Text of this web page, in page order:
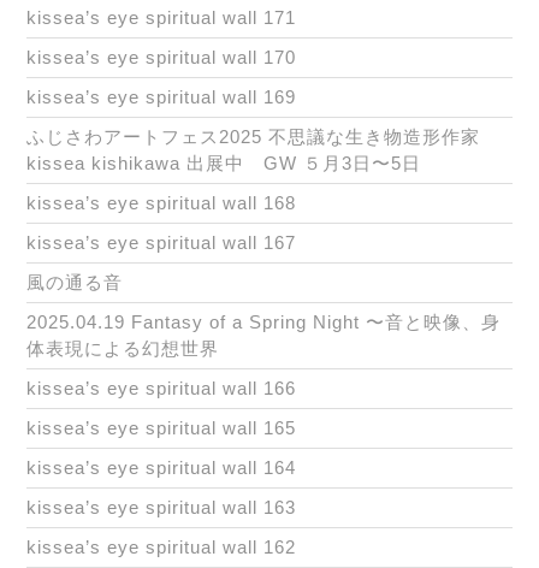
kissea’s eye spiritual wall 171
kissea’s eye spiritual wall 170
kissea’s eye spiritual wall 169
ふじさわアートフェス2025 不思議な生き物造形作家
kissea kishikawa 出展中 GW ５月3日〜5日
kissea’s eye spiritual wall 168
kissea’s eye spiritual wall 167
風の通る音
2025.04.19 Fantasy of a Spring Night 〜音と映像、身
体表現による幻想世界
kissea’s eye spiritual wall 166
kissea’s eye spiritual wall 165
kissea’s eye spiritual wall 164
kissea’s eye spiritual wall 163
kissea’s eye spiritual wall 162